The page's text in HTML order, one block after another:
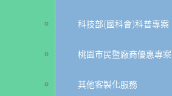
科技部(國科會)科普專案
桃園市民暨廠商優惠專案
其他客製化服務